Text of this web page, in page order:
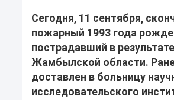
Сегодня, 11 сентября,
пожарный 1993 года
пострадавший в
Жамбылской области.
доставлен в больницу
исследовательского